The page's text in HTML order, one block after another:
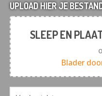
UPLOAD HIER JE
SLEEP EN
Blader